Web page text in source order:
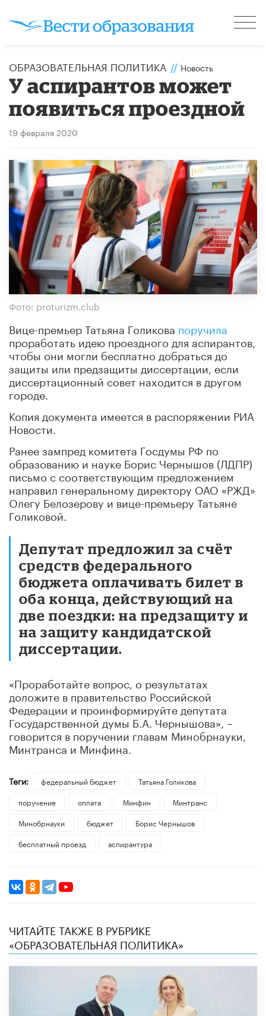
ОБРАЗОВАТЕЛЬНАЯ ПОЛИТИКА // Новость
У аспирантов может
появиться проездной
19 февраля 2020
Фото: proturizm.club
Вице-премьер Татьяна Голикова поручила
проработать идею проездного для аспирантов,
чтобы они могли бесплатно добраться до
защиты или предзащиты диссертации, если
диссертационный совет находится в другом
городе.
Копия документа имеется в распоряжении РИА
Новости.
Ранее зампред комитета Госдумы РФ по
образованию и науке Борис Чернышов (ЛДПР)
письмо с соответствующим предложением
направил генеральному директору ОАО «РЖД»
Олегу Белозерову и вице-премьеру Татьяне
Голиковой.
Депутат предложил за счёт
средств федерального
бюджета оплачивать билет в
оба конца, действующий на
две поездки: на предзащиту и
на защиту кандидатской
диссертации.
«Проработайте вопрос, о результатах
доложите в правительство Российской
Федерации и проинформируйте депутата
Государственной думы Б.А. Чернышова», –
говорится в поручении главам Минобрнауки,
Минтранса и Минфина.
Теги: федеральный бюджет
​Татьяна Голикова
поручение
оплата Минфин
Минтранс
Минобрнауки
бюджет
Борис Чернышов
бесплатный проезд
аспирантура
ЧИТАЙТЕ ТАКЖЕ В РУБРИКЕ
«ОБРАЗОВАТЕЛЬНАЯ ПОЛИТИКА»